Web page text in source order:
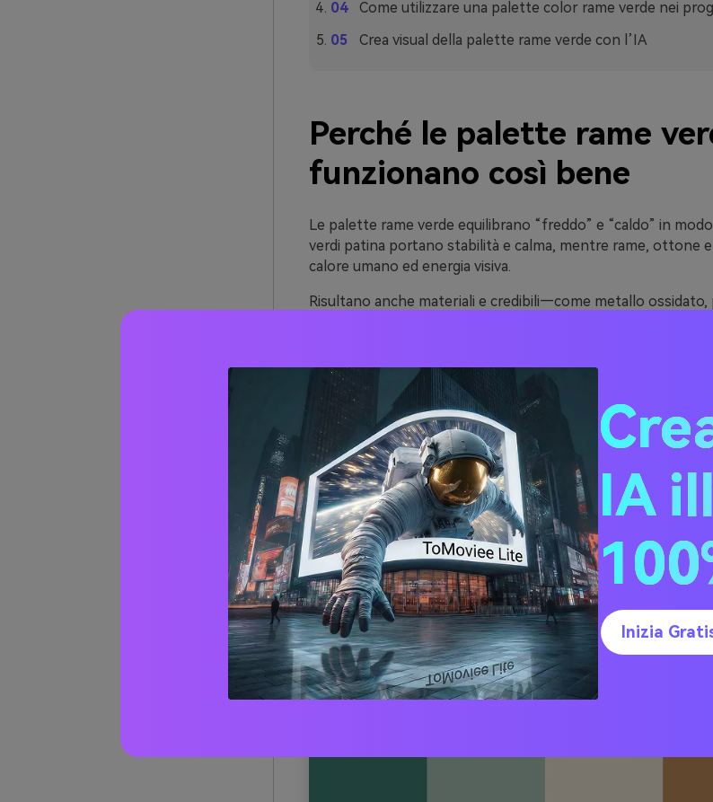
Come utilizzare una palette color rame verde nei
Crea visual della palette rame verde con l’IA
Perché le palette rame
funzionano così bene
Le palette rame verde equilibrano “freddo” e “caldo” in
verdi patina portano stabilità e calma, mentre rame, ottone
calore umano ed energia visiva.
Risultano anche materiali e credibili—come metallo
Nelle UI digitali, le tinte rame verde trasmettono affidabilità
la base neutra giusta (avorio, grigio caldo, carbone) ottieni
moderno che resta piacevole alla vista.
Oltre 20 idee di palette
verde (con codici HEX)
1) Loft Verderame
IA
Inizia